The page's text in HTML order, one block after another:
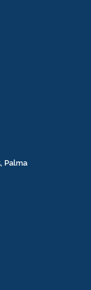
Palma